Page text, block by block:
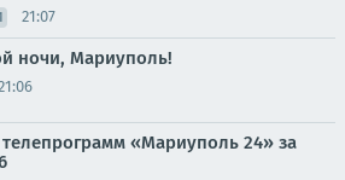
21:07
ночи, Мариуполь!
«Мариуполь 24» за